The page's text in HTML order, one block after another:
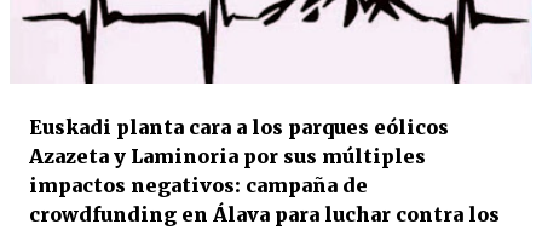
Euskadi planta cara a los parques eólicos
Azazeta y Laminoria por sus múltiples
impactos negativos: campaña de
crowdfunding en Álava para luchar contra los